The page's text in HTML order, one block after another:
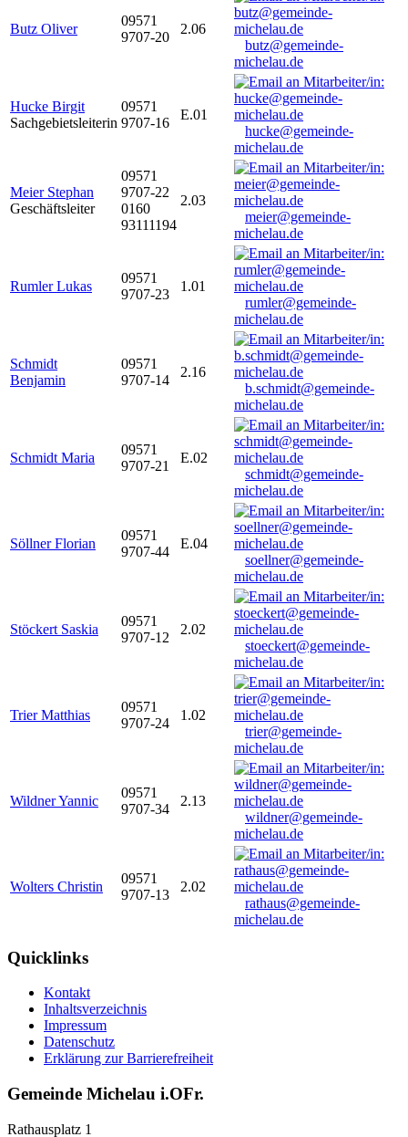
Butz Oliver
09571
9707-20
2.06
butz@gemeinde-
michelau.de
Hucke Birgit
Sachgebietsleiterin
09571
9707-16
E.01
hucke@gemeinde-
michelau.de
Meier Stephan
Geschäftsleiter
09571
9707-22
0160
93111194
2.03
meier@gemeinde-
michelau.de
Rumler Lukas
09571
9707-23
1.01
rumler@gemeinde-
michelau.de
Schmidt
Benjamin
09571
9707-14
2.16
b.schmidt@gemeinde-
michelau.de
Schmidt Maria
09571
9707-21
E.02
schmidt@gemeinde-
michelau.de
Söllner Florian
09571
9707-44
E.04
soellner@gemeinde-
michelau.de
Stöckert Saskia
09571
9707-12
2.02
stoeckert@gemeinde-
michelau.de
Trier Matthias
09571
9707-24
1.02
trier@gemeinde-
michelau.de
Wildner Yannic
09571
9707-34
2.13
wildner@gemeinde-
michelau.de
Wolters Christin
09571
9707-13
2.02
rathaus@gemeinde-
michelau.de
Quicklinks
Kontakt
Inhaltsverzeichnis
Impressum
Datenschutz
Erklärung zur Barrierefreiheit
Gemeinde Michelau i.OFr.
Rathausplatz 1